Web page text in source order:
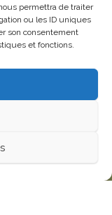
permettra de traiter
ou les ID uniques
son consentement
et fonctions.
Mai 2026
42, Mai